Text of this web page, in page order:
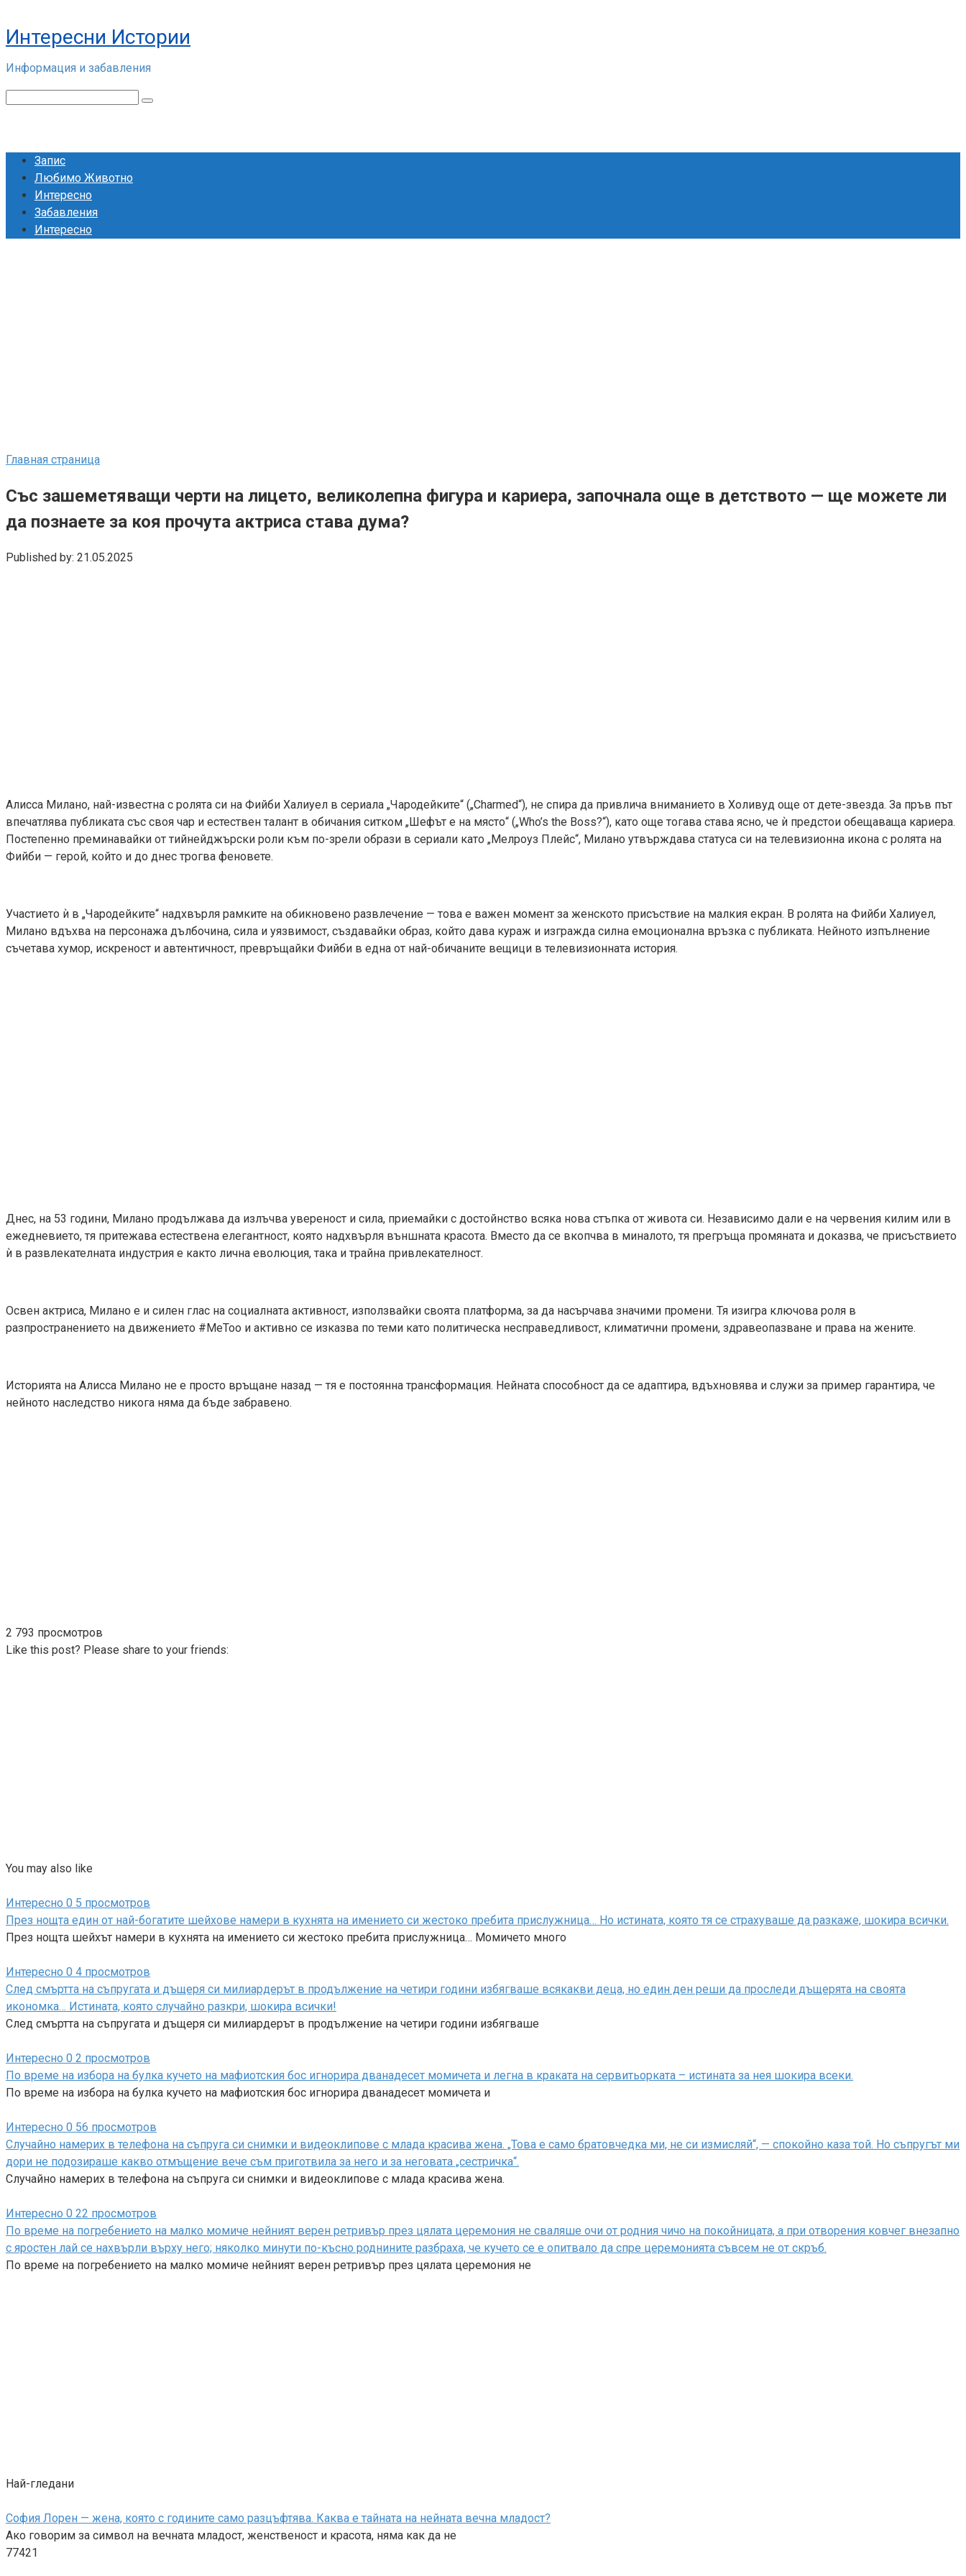
to
content
Интересни Истории
Информация и забавления
Запис
Любимо Животно
Интересно
Забавления
Интересно
Главная страница
Със зашеметяващи черти на лицето, великолепна фигура и кариера, започнала още в детството — ще можете ли
да познаете за коя прочута актриса става дума?
Published by: 21.05.2025
Алисса Милано, най-известна с ролята си на Фийби Халиуел в сериала „Чародейките“ („Charmed“), не спира да привлича вниманието в Холивуд още от дете-звезда. За пръв път
впечатлява публиката със своя чар и естествен талант в обичания ситком „Шефът е на място“ („Who’s the Boss?“), като още тогава става ясно, че ѝ предстои обещаваща кариера.
Постепенно преминавайки от тийнейджърски роли към по-зрели образи в сериали като „Мелроуз Плейс“, Милано утвърждава статуса си на телевизионна икона с ролята на
Фийби — герой, който и до днес трогва феновете.
Участието ѝ в „Чародейките“ надхвърля рамките на обикновено развлечение — това е важен момент за женското присъствие на малкия екран. В ролята на Фийби Халиуел,
Милано вдъхва на персонажа дълбочина, сила и уязвимост, създавайки образ, който дава кураж и изгражда силна емоционална връзка с публиката. Нейното изпълнение
съчетава хумор, искреност и автентичност, превръщайки Фийби в една от най-обичаните вещици в телевизионната история.
Днес, на 53 години, Милано продължава да излъчва увереност и сила, приемайки с достойнство всяка нова стъпка от живота си. Независимо дали е на червения килим или в
ежедневието, тя притежава естествена елегантност, която надхвърля външната красота. Вместо да се вкопчва в миналото, тя прегръща промяната и доказва, че присъствието
ѝ в развлекателната индустрия е както лична еволюция, така и трайна привлекателност.
Освен актриса, Милано е и силен глас на социалната активност, използвайки своята платформа, за да насърчава значими промени. Тя изигра ключова роля в
разпространението на движението #MeToo и активно се изказва по теми като политическа несправедливост, климатични промени, здравеопазване и права на жените.
Историята на Алисса Милано не е просто връщане назад — тя е постоянна трансформация. Нейната способност да се адаптира, вдъхновява и служи за пример гарантира, че
нейното наследство никога няма да бъде забравено.
2 793 просмотров
Like this post? Please share to your friends:
You may also like
Интересно 0 5 просмотров
През нощта един от най-богатите шейхове намери в кухнята на имението си жестоко пребита прислужница… Но истината, която тя се страхуваше да разкаже, шокира всички.
През нощта шейхът намери в кухнята на имението си жестоко пребита прислужница… Момичето много
Интересно 0 4 просмотров
След смъртта на съпругата и дъщеря си милиардерът в продължение на четири години избягваше всякакви деца, но един ден реши да проследи дъщерята на своята
икономка… Истината, която случайно разкри, шокира всички!
След смъртта на съпругата и дъщеря си милиардерът в продължение на четири години избягваше
Интересно 0 2 просмотров
По време на избора на булка кучето на мафиотския бос игнорира дванадесет момичета и легна в краката на сервитьорката – истината за нея шокира всеки.
По време на избора на булка кучето на мафиотския бос игнорира дванадесет момичета и
Интересно 0 56 просмотров
Случайно намерих в телефона на съпруга си снимки и видеоклипове с млада красива жена. „Това е само братовчедка ми, не си измисляй“, — спокойно каза той. Но съпругът ми
дори не подозираше какво отмъщение вече съм приготвила за него и за неговата „сестричка“.
Случайно намерих в телефона на съпруга си снимки и видеоклипове с млада красива жена.
Интересно 0 22 просмотров
По време на погребението на малко момиче нейният верен ретривър през цялата церемония не сваляше очи от родния чичо на покойницата, а при отворения ковчег внезапно
с яростен лай се нахвърли върху него; няколко минути по-късно роднините разбраха, че кучето се е опитвало да спре церемонията съвсем не от скръб.
По време на погребението на малко момиче нейният верен ретривър през цялата церемония не
Най-гледани
София Лорен — жена, която с годините само разцъфтява. Каква е тайната на нейната вечна младост?
Ако говорим за символ на вечната младост, женственост и красота, няма как да не
77421